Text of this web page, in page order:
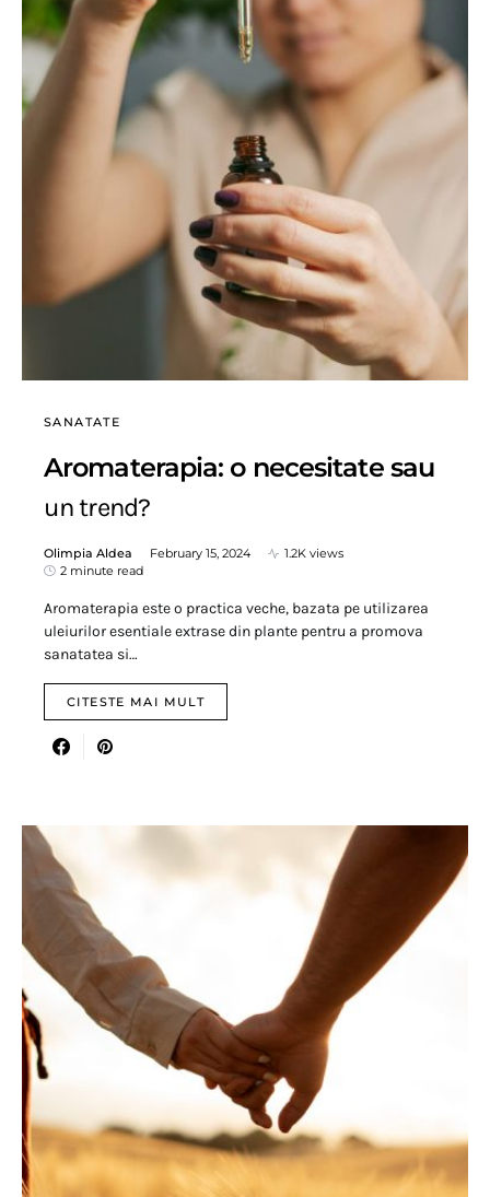
SANATATE
Aromaterapia: o necesitate sau
un trend?
Olimpia Aldea February 15, 2024
1.2K views
2 minute read
Aromaterapia este o practica veche, bazata pe utilizarea
uleiurilor esentiale extrase din plante pentru a promova
sanatatea si…
CITESTE MAI MULT